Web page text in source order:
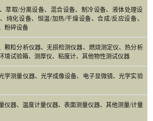
萃取/分离设备、混合设备、制冷设备、液体处理设
纯化设备、恒温/加热/干燥设备、合成/反应设备、
粉碎设备
颗粒分析仪器、无损检测仪器、燃烧测定仪、热分析
境试验箱、测厚仪、粘度计、其他物性测试仪器
学测量仪器、光学成像设备、电子显微镜、光学实验
仪器、温度计量仪器、表面测量仪器、其他测量/计量